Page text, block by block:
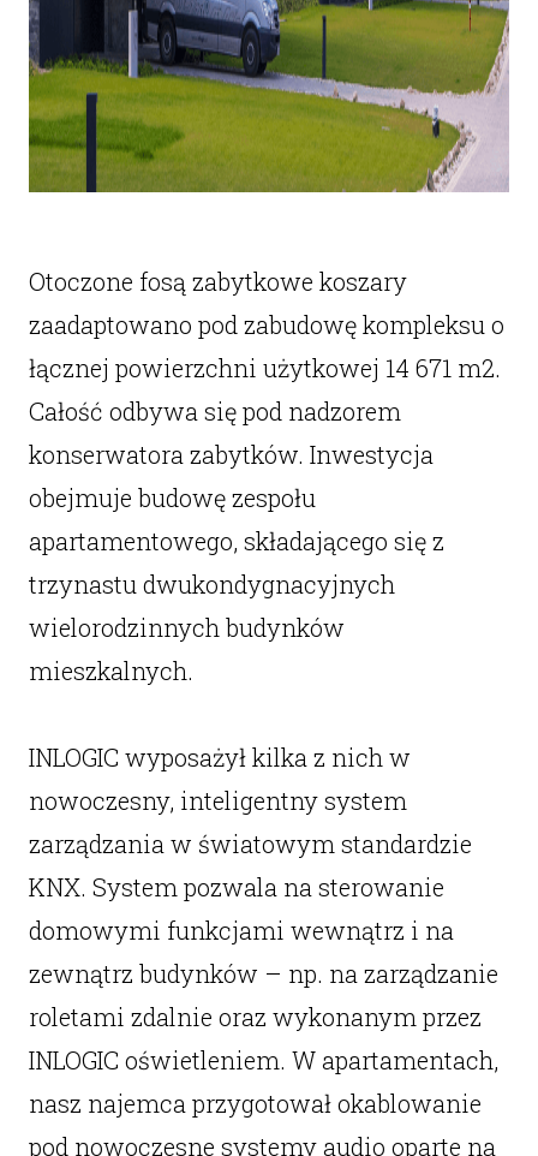
Otoczone fosą zabytkowe koszary
zaadaptowano pod zabudowę kompleksu o
łącznej powierzchni użytkowej 14 671 m2.
Całość odbywa się pod nadzorem
konserwatora zabytków. Inwestycja
obejmuje budowę zespołu
apartamentowego, składającego się z
trzynastu dwukondygnacyjnych
wielorodzinnych budynków
mieszkalnych.
INLOGIC wyposażył kilka z nich w
nowoczesny, inteligentny system
zarządzania w światowym standardzie
KNX. System pozwala na sterowanie
domowymi funkcjami wewnątrz i na
zewnątrz budynków – np. na zarządzanie
roletami zdalnie oraz wykonanym przez
INLOGIC oświetleniem. W apartamentach,
nasz najemca przygotował okablowanie
pod nowoczesne systemy audio oparte na